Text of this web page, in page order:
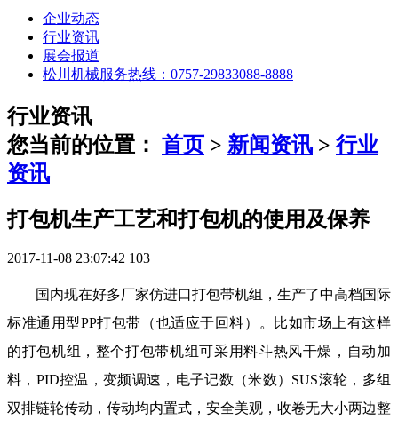
企业动态
行业资讯
展会报道
松川机械服务热线： 0757-29833088-8888
行业资讯
您当前的位置： 首页 > 新闻资讯 > 行业
资讯
打包机生产工艺和打包机的使用及保养
2017-11-08 23:07:42 103
国内现在好多厂家仿进口打包带机组，生产了中高档国际
标准通用型PP打包带（也适应于回料）。比如市场上有这样
的打包机组，整个打包带机组可采用料斗热风干燥，自动加
料，PID控温，变频调速，电子记数（米数）SUS滚轮，多组
双排链轮传动，传动均内置式，安全美观，收卷无大小两边整